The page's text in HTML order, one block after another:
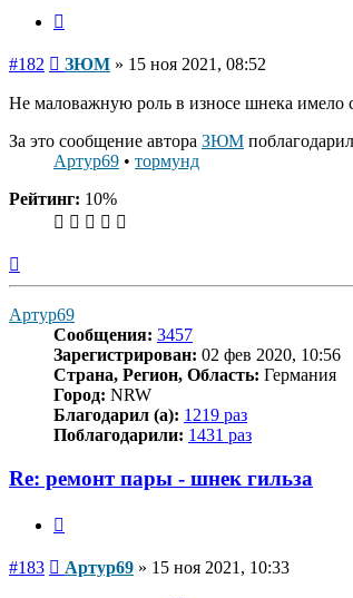
#182 Сообщение
ЗЮМ » 15 ноя 2021, 08:52
Не маловажную роль в износе шнека имело
За это сообщение автора ЗЮМ
Артур69 • тормунд
Рейтинг: 10%
Артур69
Сообщения: 3457
Зарегистрирован: 02 фев 2020, 10:56
Страна, Регион, Область: Германия
Город: NRW
Благодарил (а): 1219 раз
Поблагодарили: 1431 раз
Re: ремонт пары - шнек гильза
#183 Сообщение
Артур69 » 15 ноя 2021, 10:33